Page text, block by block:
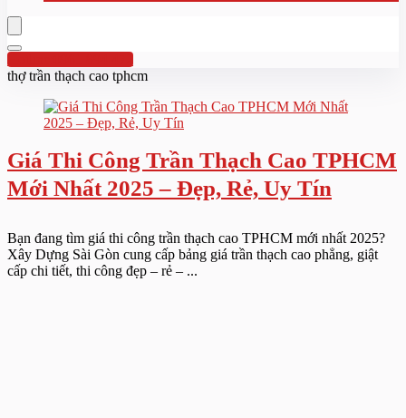
Hotline:0961 894 472
thợ trần thạch cao tphcm
Giá Thi Công Trần Thạch Cao TPHCM
Mới Nhất 2025 – Đẹp, Rẻ, Uy Tín
Bạn đang tìm giá thi công trần thạch cao TPHCM mới nhất 2025?
Xây Dựng Sài Gòn cung cấp bảng giá trần thạch cao phẳng, giật
cấp chi tiết, thi công đẹp – rẻ – ...